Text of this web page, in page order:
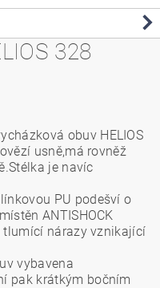
328
obuv HELIOS
usně,má rovněž
je navíc
PU podešví o
ANTISHOCK
tlumící nárazy vznikající
vybavena
pak krátkým bočním